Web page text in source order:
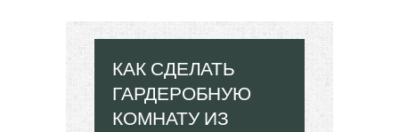
КАК СДЕЛАТЬ
ГАРДЕРОБНУЮ
КОМНАТУ ИЗ